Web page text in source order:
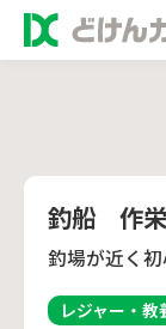
釣船 作
釣場が近く
レジャー・教